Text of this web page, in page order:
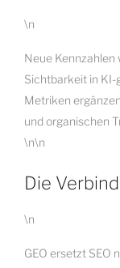
\n
Neue Kennzahlen
Sichtbarkeit in
Metriken
und organischen
\n\n
Die
\n
GEO ersetzt SEO